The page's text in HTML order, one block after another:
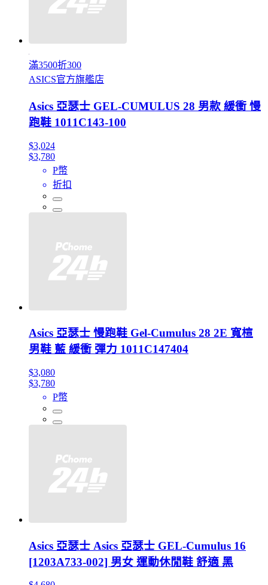
滿3500折300
ASICS官方旗艦店
Asics 亞瑟士 GEL-CUMULUS 28 男款 緩衝 慢
跑鞋 1011C143-100
$3,024
$3,780
P幣
折扣
Asics 亞瑟士 慢跑鞋 Gel-Cumulus 28 2E 寬楦
男鞋 藍 緩衝 彈力 1011C147404
$3,080
$3,780
P幣
Asics 亞瑟士 Asics 亞瑟士 GEL-Cumulus 16
[1203A733-002] 男女 運動休閒鞋 舒適 黑